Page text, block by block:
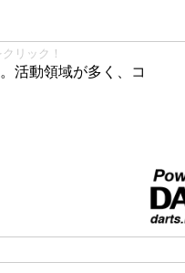
リック！
活動領域が多く、コ